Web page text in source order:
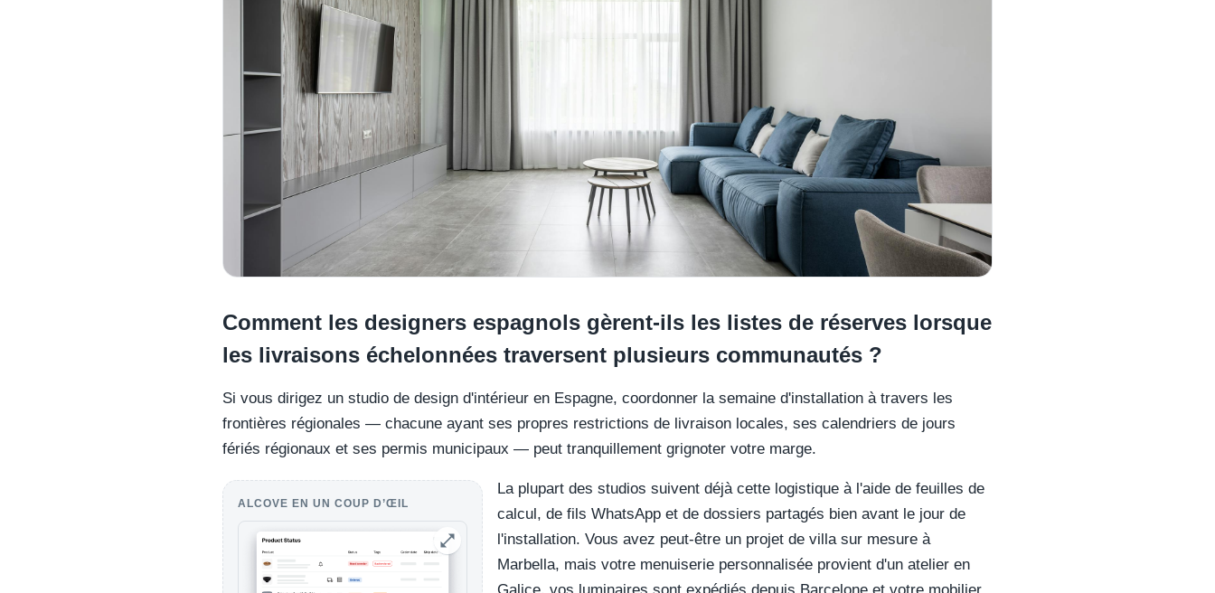
Comment les designers espagnols gèrent-ils les listes de réserves lorsque
les livraisons échelonnées traversent plusieurs communautés ?
Si vous dirigez un studio de design d'intérieur en Espagne, coordonner la semaine d'installation à travers les
frontières régionales — chacune ayant ses propres restrictions de livraison locales, ses calendriers de jours
fériés régionaux et ses permis municipaux — peut tranquillement grignoter votre marge.
ALCOVE EN UN COUP D’ŒIL
La plupart des studios suivent déjà cette logistique à l'aide de feuilles de
calcul, de fils WhatsApp et de dossiers partagés bien avant le jour de
l'installation. Vous avez peut-être un projet de villa sur mesure à
Marbella, mais votre menuiserie personnalisée provient d'un atelier en